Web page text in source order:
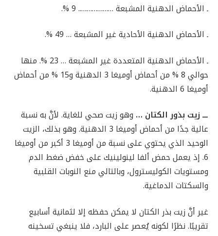
ـ الأحماض الدهنية المشبعة ……………….. 9 %.
ـ الأحماض الدهنية الأحادية غير المشبعة … 49 %.
ـ الأحماض الدهنية المتعددة غير المشبعة … 23 %. منها
حوالي 8 % من أحماض أوميغا 3 الدهنية و15 % من أحماض
أوميغا 6 الدهنية.
ـــ زيت بذور الكتان … وهو زيت صحي للغاية. لأنَّ به نسبة
عالية جدًا من أحماض أوميغا 3 الدهنية. وهو بذلك، الزيت
الوحيد الذي يحتوي على نسبة من أوميغا 3 أكبر من أوميغا
6. إذ يعمل حمض ألفا لينولينيك على خفض ضغط الدم
ومستويات الكوليسترول، وبالتالي منع النوبات القلبية
والسكتات الدماغية.
غير أنَّ زيت بذر الكتان لا يمكن حفظه إلا لثمانية أسابيع
تقريبًا. نظرًا لكونه يُعصر على البارد، فلا ينبغي تسخينه